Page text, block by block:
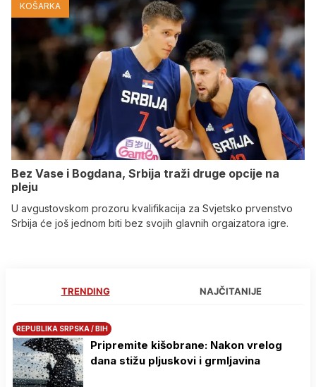
KOŠARKA
Bez Vase i Bogdana, Srbija traži druge opcije na
pleju
U avgustovskom prozoru kvalifikacija za Svjetsko prvenstvo
Srbija će još jednom biti bez svojih glavnih orgaizatora igre.
TRENDING NAJČITANIJE
REPUBLIKA SRPSKA / BIH
Pripremite kišobrane: Nakon vrelog
dana stižu pljuskovi i grmljavina